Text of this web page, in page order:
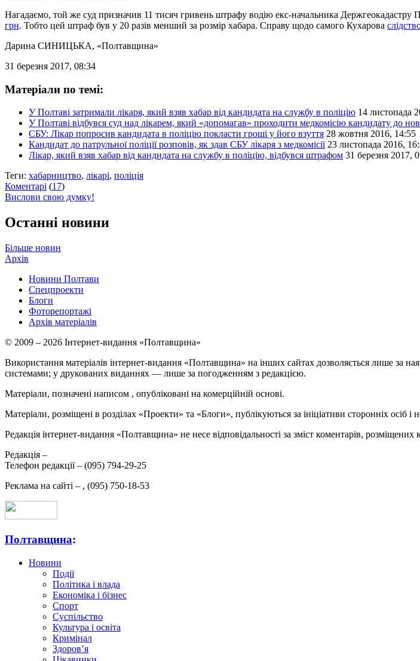
Нагадаємо, той же суд призначив 11 тисяч гривень штрафу водію екс-начальника
грн. Тобто цей штраф був у 20 разів менший за розмір хабара. Справу щодо самого Кухарова
Дарина СИНИЦЬКА, «Полтавщина»
31 березня 2017, 08:34
Матеріали по темі:
У Полтаві затримали лікаря, який взяв хабар від кандидата на службу в поліцію 14 листопада
У Полтаві відбувся суд над лікарем, який «допомагав» проходити медкомісію кандидату до
СБУ: Лікар попросив кандидата в поліцію покласти гроші у його взуття 28 жовтня 2016, 14:55
Кандидат до патрульної поліції розповів, як здав СБУ лікаря з медкомісії 23 листопада 2016,
Лікар, який взяв хабар від кандидата на службу в поліцію, відбувся штрафом 31 березня 2017,
Теги: хабарництво, лікарі, поліція
Коментарі (17)
Вислови свою думку!
Останні новини
Більше новин
Архів
Новини Полтави
Спецпроекти
Блоги
Фоторепортажі
Архів матеріалів
© 2009 – 2026 Інтернет-видання «Полтавщина»
Використання матеріалів інтернет-видання «Полтавщина» на інших сайтах дозволяється лише за
системами; у друкованих виданнях — лише за погодженням з редакцією.
Матеріали, позначені написом , опубліковані на комерційній основі.
Матеріали, розміщені в розділах «Проекти» та «Блоги», публікуються за ініціативи сторонніх осіб і
Редакція інтернет-видання «Полтавщина» не несе відповідальності за зміст коментарів,
Редакція –
Телефон редакції – (095) 794-29-25
Реклама на сайті – , (095) 750-18-53
Полтавщина:
Новини
Події
Політика і влада
Економіка і бізнес
Спорт
Суспільство
Культура і освіта
Кримінал
Здоров’я